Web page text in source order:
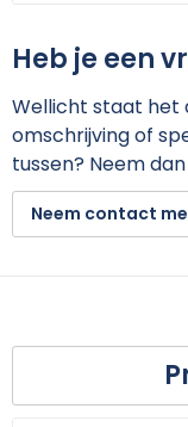
Heb je een
Wellicht staat het
omschrijving of
tussen? Neem
Neem contact